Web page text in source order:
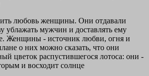
любовь женщины. Они отдавали
ублажать мужчин и доставлять ему
Женщины - источник любви, огня и
о них можно сказать, что они
цветок распустившегося лотоса: они -
и восходит солнце